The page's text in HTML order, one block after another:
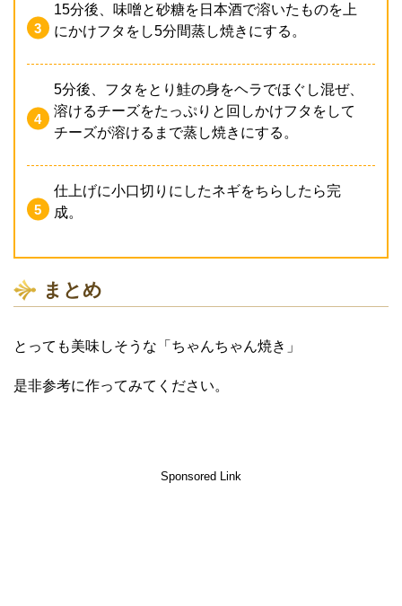
15分後、味噌と砂糖を日本酒で溶いたものを上
にかけフタをし5分間蒸し焼きにする。
5分後、フタをとり鮭の身をヘラでほぐし混ぜ、
溶けるチーズをたっぷりと回しかけフタをして
チーズが溶けるまで蒸し焼きにする。
仕上げに小口切りにしたネギをちらしたら完
成。
まとめ
とっても美味しそうな「ちゃんちゃん焼き」
是非参考に作ってみてください。
Sponsored Link